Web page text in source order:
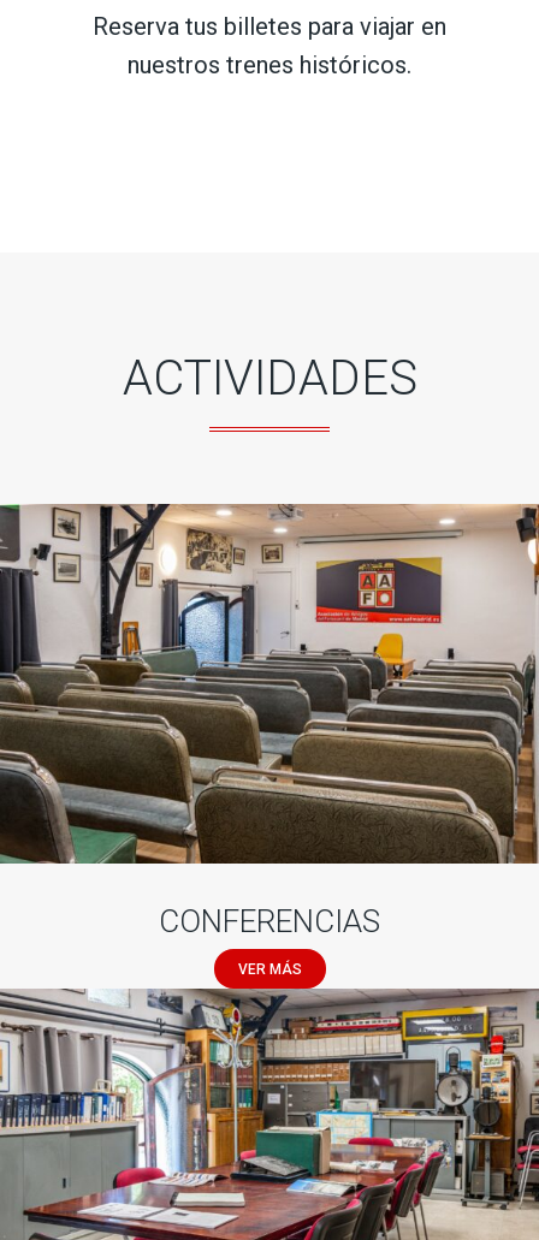
Reserva tus billetes para viajar en
nuestros trenes históricos.
ACTIVIDADES
CONFERENCIAS
VER MÁS